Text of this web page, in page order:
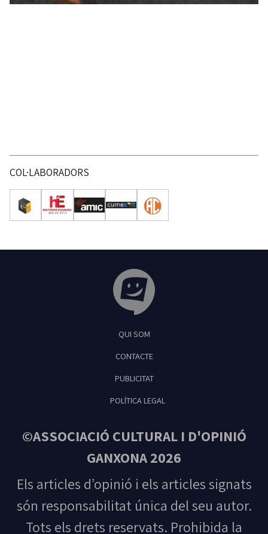
COL·LABORADORS
Feliu de Guíxols
QUI SOM
CONTACTE
PUBLICITAT
POLÍTICA LEGAL
©ASSOCIACIÓ CULTURAL I D'OPINIÓ
GANXONA 2026
Els articles d’opinió i els articles signats
són responsabilitat única del seu autor.
Tots els drets reservats. Prohibida la